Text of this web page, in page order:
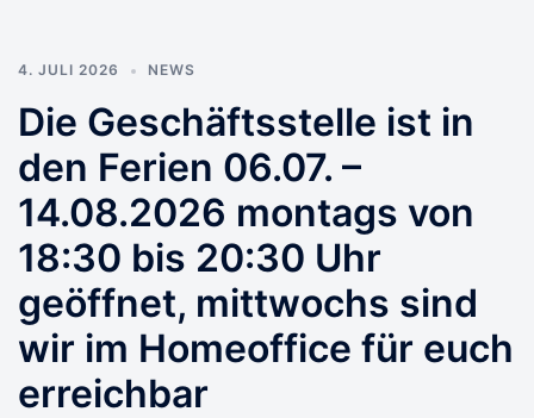
4. JULI 2026 NEWS
Die Geschäftsstelle ist in
den Ferien 06.07. –
14.08.2026 montags von
18:30 bis 20:30 Uhr
geöffnet, mittwochs sind
wir im Homeoffice für euch
erreichbar